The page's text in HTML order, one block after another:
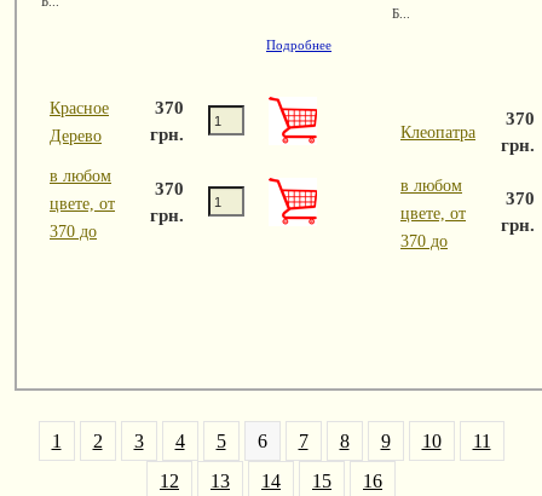
Подробнее
Красное
Дерево
370
грн.
в любом
цвете, от
370 до
370
грн.
Б...
Клеопатра
370
грн.
в любом
цвете, от
370 до
370
грн.
1 2 3 4 5 6 7 8 9 10
11
12
13 14 15 16